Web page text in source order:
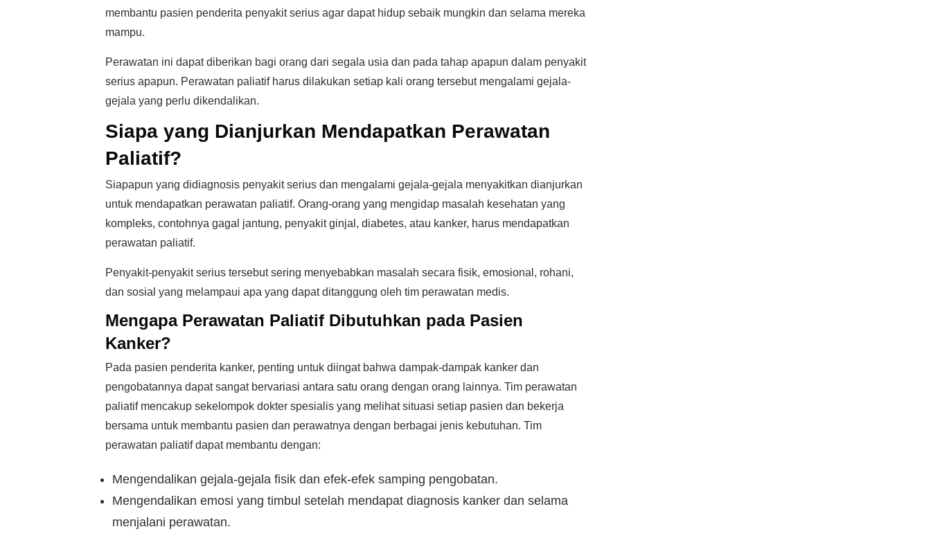
membantu pasien penderita penyakit serius agar dapat hidup sebaik mungkin dan selama mereka
mampu.
Perawatan ini dapat diberikan bagi orang dari segala usia dan pada tahap apapun dalam penyakit
serius apapun. Perawatan paliatif harus dilakukan setiap kali orang tersebut mengalami gejala-
gejala yang perlu dikendalikan.
Siapa yang Dianjurkan Mendapatkan Perawatan
Paliatif?
Siapapun yang didiagnosis penyakit serius dan mengalami gejala-gejala menyakitkan dianjurkan
untuk mendapatkan perawatan paliatif. Orang-orang yang mengidap masalah kesehatan yang
kompleks, contohnya gagal jantung, penyakit ginjal, diabetes, atau kanker, harus mendapatkan
perawatan paliatif.
Penyakit-penyakit serius tersebut sering menyebabkan masalah secara fisik, emosional, rohani,
dan sosial yang melampaui apa yang dapat ditanggung oleh tim perawatan medis.
Mengapa Perawatan Paliatif Dibutuhkan pada Pasien
Kanker?
Pada pasien penderita kanker, penting untuk diingat bahwa dampak-dampak kanker dan
pengobatannya dapat sangat bervariasi antara satu orang dengan orang lainnya. Tim perawatan
paliatif mencakup sekelompok dokter spesialis yang melihat situasi setiap pasien dan bekerja
bersama untuk membantu pasien dan perawatnya dengan berbagai jenis kebutuhan. Tim
perawatan paliatif dapat membantu dengan:
Mengendalikan gejala-gejala fisik dan efek-efek samping pengobatan.
Mengendalikan emosi yang timbul setelah mendapat diagnosis kanker dan selama
menjalani perawatan.